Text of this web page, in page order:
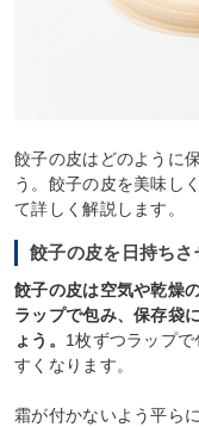
餃子の皮はどのように
う。餃子の皮を美味し
て詳しく解説します。
餃子の皮を日持ち
餃子の皮は空気や乾燥
ラップで包み、保存袋
ょう。 1枚ずつラップ
すくなります。
霜が付かないよう平ら